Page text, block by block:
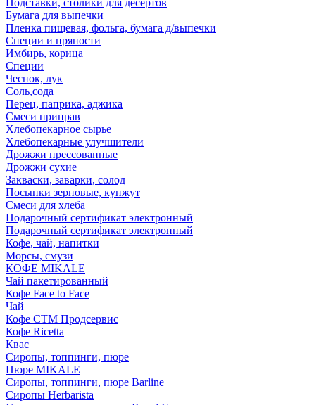
Подставки, столики для десертов
Бумага для выпечки
Пленка пищевая, фольга, бумага д/выпечки
Специи и пряности
Имбирь, корица
Специи
Чеснок, лук
Соль,сода
Перец, паприка, аджика
Смеси приправ
Хлебопекарное сырье
Хлебопекарные улучшители
Дрожжи прессованные
Дрожжи сухие
Закваски, заварки, солод
Посыпки зерновые, кунжут
Смеси для хлеба
Подарочный сертификат электронный
Подарочный сертификат электронный
Кофе, чай, напитки
Морсы, смузи
КОФЕ MIKALE
Чай пакетированный
Кофе Face to Face
Чай
Кофе СТМ Продсервис
Кофе Ricetta
Квас
Сиропы, топпинги, пюре
Пюре MIKALE
Сиропы, топпинги, пюре Barline
Сиропы Herbarista